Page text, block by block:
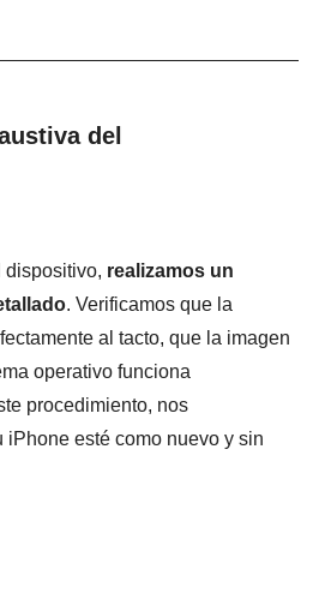
del
dispositivo, realizamos un
. Verificamos que la
al tacto, que la imagen
operativo funciona
procedimiento, nos
iPhone esté como nuevo y sin